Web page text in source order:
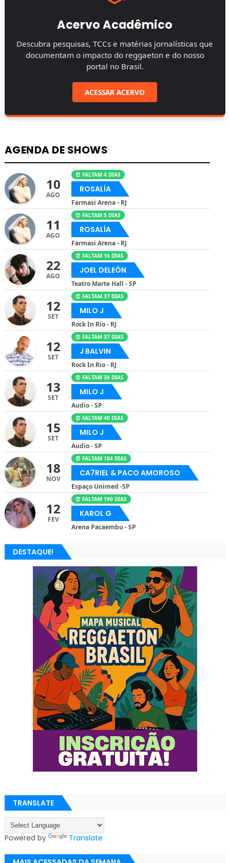
Acervo Acadêmico
Descubra pesquisas, TCCs e matérias jornalísticas que
documentam o impacto do reggaeton e do nosso
portal no Brasil.
ACESSAR ACERVO
AGENDA DE SHOWS
10
AGO
⏰ FALTAM 4 DIAS
ROSALÍA
Farmasi Arena - RJ
11
AGO
⏰ FALTAM 5 DIAS
ROSALÍA
Farmasi Arena - RJ
22
AGO
⏰ FALTAM 16 DIAS
JOEL DELEÓN
Teatro Marte Hall - SP
12
SET
⏰ FALTAM 37 DIAS
MILO J
Rock In Rio - RJ
12
SET
⏰ FALTAM 37 DIAS
J BALVIN
Rock In Rio - RJ
13
SET
⏰ FALTAM 38 DIAS
MILO J
Audio - SP
15
SET
⏰ FALTAM 40 DIAS
MILO J
Audio - SP
18
NOV
⏰ FALTAM 104 DIAS
CA7RIEL & PACO AMOROSO
Espaço Unimed -SP
12
FEV
⏰ FALTAM 190 DIAS
KAROL G
Arena Pacaembu - SP
DESTAQUE!
TRANSLATE
Powered by Translate